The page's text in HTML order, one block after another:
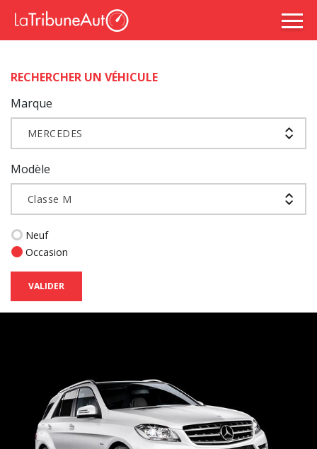
RECHERCHER UN VÉHICULE
Marque
MERCEDES
Modèle
Classe M
Neuf
Occasion
VALIDER